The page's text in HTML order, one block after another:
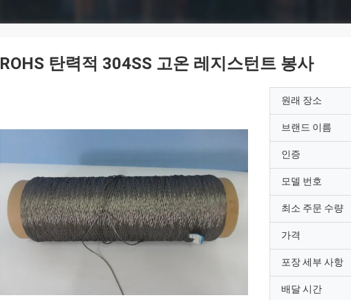
ROHS 탄력적 304SS 고온 레지스턴트 봉사
원래 장소
브랜드 이름
인증
모델 번호
최소 주문 수량
가격
포장 세부 사항
배달 시간